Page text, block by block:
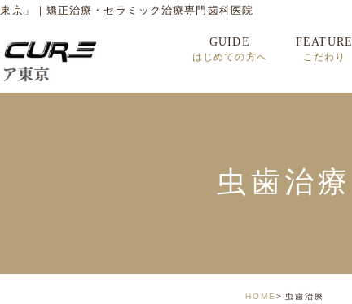
京」｜矯正治療・セラミック治療専門歯科医院
GUIDE
はじめての方へ
FEATURE
こだわり
虫歯治療
HOME 虫歯治療